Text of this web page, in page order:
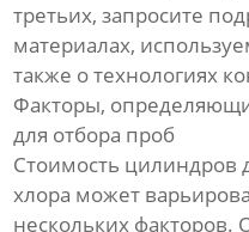
третьих, запросите
материалах,
также о технологиях
Факторы,
для отбора проб
Стоимость цилиндров
хлора может
нескольких